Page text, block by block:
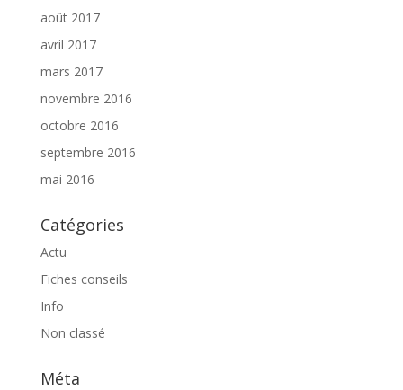
août 2017
avril 2017
mars 2017
novembre 2016
octobre 2016
septembre 2016
mai 2016
Catégories
Actu
Fiches conseils
Info
Non classé
Méta